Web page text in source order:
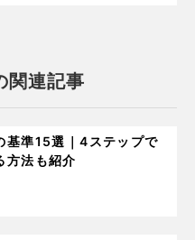
関連記事
基準15選｜4ステップで
方法も紹介